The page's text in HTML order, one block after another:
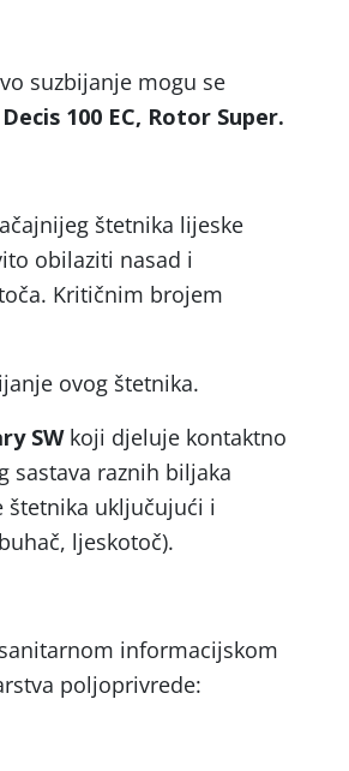
suzbijanje mogu se
100 EC, Rotor Super.
štetnika lijeske
obilaziti nasad i
Kritičnim brojem
ovog štetnika.
SWkoji djeluje kontaktno
sastava raznih biljaka
štetnika uključujući i
ljeskotoč).
informacijskom
poljoprivrede: